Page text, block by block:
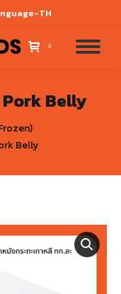
TH
0
Belly
Belly